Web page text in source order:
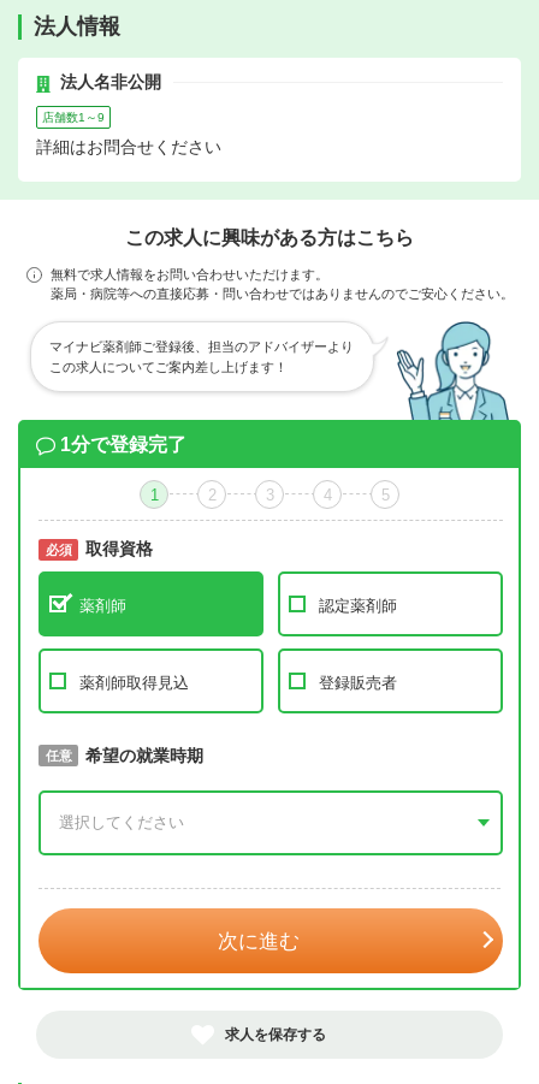
法人情報
法人名非公開
店舗数1～9
詳細はお問合せください
この求人に興味がある方はこちら
無料で求人情報をお問い合わせいただけます。
薬局・病院等への直接応募・問い合わせではありませんのでご安心ください。
マイナビ薬剤師ご登録後、担当のアドバイザーより
この求人についてご案内差し上げます！
1分で登録完了
1 2 3 4 5
必須 取得資格
薬剤師 認定薬剤師
薬剤師取得見込 登録販売者
必須 取得予定年
任意 希望の就業時期
次に進む
求人を保存する